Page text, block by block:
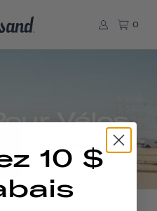
0
Vélos
10 $